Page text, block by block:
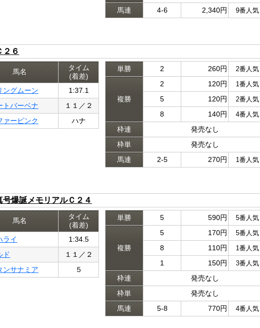
馬連
4-6 2,340円 9番人気
２６
馬名
タイム
(着差)
ングムーン
1:37.1
トバーベナ
１１／２
ァーピンク ハナ
単勝 2 260円 2番人気
複勝
2 120円 1番人気
5 120円 2番人気
8 140円 4番人気
枠連
発売なし
枠単
発売なし
馬連
2-5 270円 1番人気
号爆誕メモリアルＣ２４
馬名
タイム
(着差)
ライ
1:34.5
ド
１１／２
ンサナミア ５
単勝 5 590円 5番人気
複勝
5 170円 5番人気
8 110円 1番人気
1 150円 3番人気
枠連
発売なし
枠単
発売なし
馬連
5-8 770円 4番人気